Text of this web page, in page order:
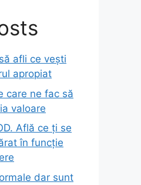
afli ce vești
apropiat
care ne fac să
valoare
Află ce ți se
în funcție
dar sunt